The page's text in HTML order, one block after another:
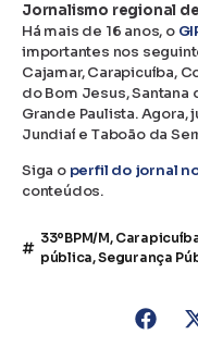
Jornalismo regional
Há mais de 16 anos, o
importantes nos
Cajamar, Carapicuíba,
do Bom Jesus, Santana
Grande Paulista.
Jundiaí e Taboão da
Siga o perfil do jornal
conteúdos.
33ºBPM/M,
pública,Segurança